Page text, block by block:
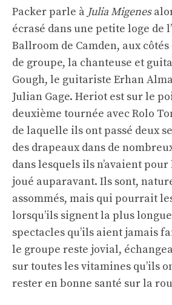
Packer parle à Julia Migenes
écrasé dans une petite loge de
Ballroom de Camden, aux côtés
de groupe, la chanteuse et
Gough, le guitariste Erhan
Julian Gage. Heriot est sur le
deuxième tournée avec Rolo
de laquelle ils ont passé deux
des drapeaux dans de
dans lesquels ils n’avaient
joué auparavant. Ils sont,
assommés, mais qui pourrait
lorsqu’ils signent la plus
spectacles qu’ils aient jamais
le groupe reste jovial,
sur toutes les vitamines qu’ils
rester en bonne santé sur la